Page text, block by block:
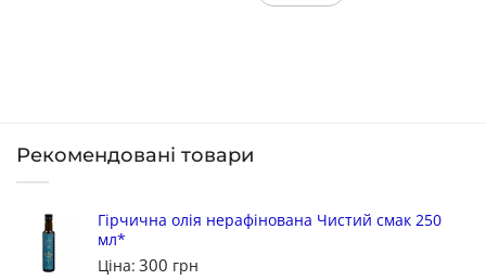
Рекомендовані товари
Гірчична олія нерафінована Чистий смак 250
мл*
Ціна: 300 грн